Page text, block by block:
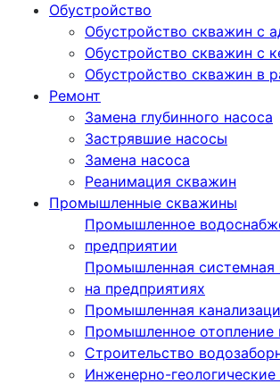
Обустройство
Обустройство скважин с
Обустройство скважин с
Обустройство скважин в
Ремонт
Замена глубинного насоса
Застрявшие насосы
Замена насоса
Реанимация скважин
Промышленные скважины
Промышленное
предприятии
Промышленная системная
на предприятиях
Промышленная
Промышленное отопление
Cтроительство
Инженерно-геологические